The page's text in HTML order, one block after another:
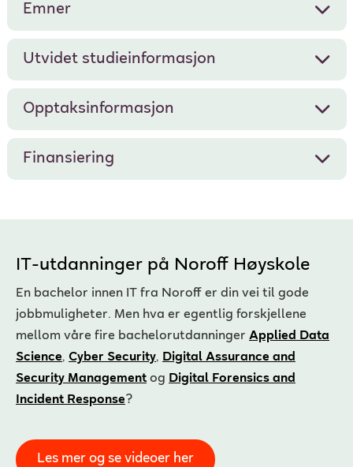
Emner
Utvidet studieinformasjon
Opptaksinformasjon
Finansiering
IT-utdanninger på Noroff Høyskole
En bachelor innen IT fra Noroff er din vei til gode
jobbmuligheter. Men hva er egentlig forskjellene
mellom våre fire bachelorutdanninger Applied Data
Science, Cyber Security, Digital Assurance and
Security Management og Digital Forensics and
Incident Response?
Les mer og se videoer her